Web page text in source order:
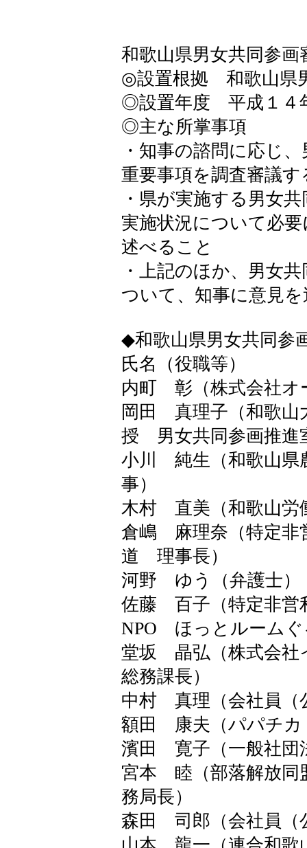
和歌山県男女共同参画
◎設置根拠 和歌山県
◎設置年度 平成１４
◎主な所掌事項
・知事の諮問に応じ
重要事項を調査審議す
・県が実施する男女
実施状況について必
述べること
・上記のほか、男女
ついて、知事に意見
◆和歌山県男女共同参
氏名（役職等）
内町 彰（株式会社
岡田 真理子（和歌山
授 男女共同参画推
小川 純生（和歌山県
事）
木村 直美（和歌山労
倉嶋 麻理奈（特定非
道 理事長）
河野 ゆう（弁護士）
佐藤 百子（特定非営
NPO ほっとルーム
堂坂 晶弘（株式会
総務課長）
中村 真理（会社員（
額田 康夫（パパチ
濱田 寛子（一般社団
宮本 睦（部落解放同
務局長）
森田 司郎（会社員（